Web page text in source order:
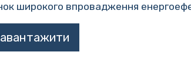
широкого впровадження